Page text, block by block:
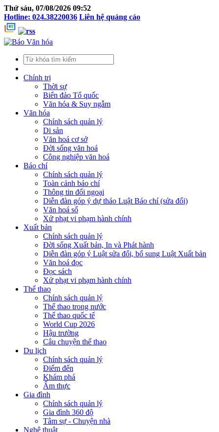
Thứ sáu, 07/08/2026 09:52
Hotline: 024.38220036 Liên hệ quảng cáo
Chính trị
Thời sự
Biển đảo Tổ quốc
Văn hóa & Suy ngẫm
Văn hóa
Chính sách quản lý
Di sản
Văn hoá cơ sở
Đời sống văn hoá
Công nghiệp văn hoá
Báo chí
Chính sách quản lý
Toàn cảnh báo chí
Thông tin đối ngoại
Diễn đàn góp ý dự thảo Luật Báo chí (sửa đổi)
Văn hoá số
Xử phạt vi phạm hành chính
Xuất bản
Chính sách quản lý
Đời sống Xuất bản, In và Phát hành
Diễn đàn góp ý Luật sửa đổi, bổ sung Luật Xuất bản
Văn hoá đọc
Đọc sách
Xử phạt vi phạm hành chính
Thể thao
Chính sách quản lý
Thể thao trong nước
Thể thao quốc tế
World Cup 2026
Hậu trường
Câu chuyện thể thao
Du lịch
Chính sách quản lý
Điểm đến
Khám phá
Ẩm thực
Gia đình
Chính sách quản lý
Gia đình 360 độ
Tâm sự - Chuyện nhà
Nghệ thuật